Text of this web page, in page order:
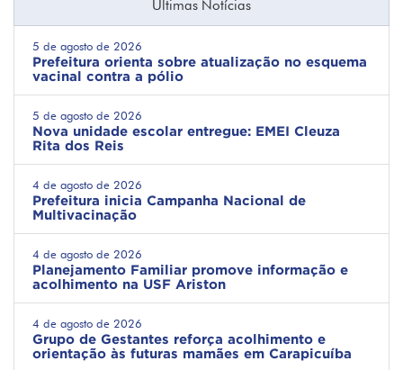
Últimas Notícias
5 de agosto de 2026
Prefeitura orienta sobre atualização no esquema
vacinal contra a pólio
5 de agosto de 2026
Nova unidade escolar entregue: EMEI Cleuza
Rita dos Reis
4 de agosto de 2026
Prefeitura inicia Campanha Nacional de
Multivacinação
4 de agosto de 2026
Planejamento Familiar promove informação e
acolhimento na USF Ariston
4 de agosto de 2026
Grupo de Gestantes reforça acolhimento e
orientação às futuras mamães em Carapicuíba